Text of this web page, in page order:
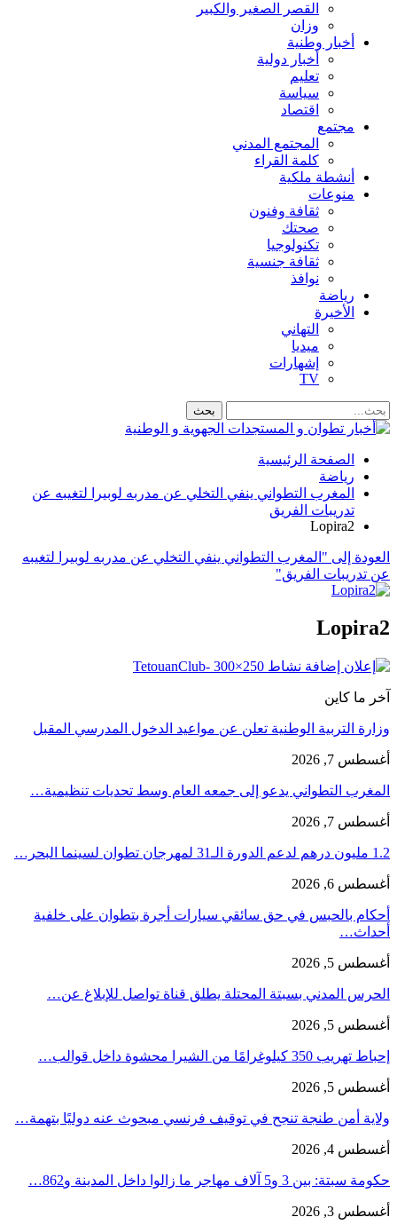
القصر الصغير والكبير
وزان
أخبار وطنية
أخبار دولية
تعليم
سياسة
اقتصاد
مجتمع
المجتمع المدني
كلمة القراء
أنشطة ملكية
منوعات
ثقافة وفنون
صحتك
تكنولوجيا
ثقافة جنسية
نوافذ
رياضة
الأخيرة
التهاني
ميديا
إشهارات
TV
الصفحة الرئيسية
رياضة
المغرب التطواني ينفي التخلي عن مدربه لوبيرا لتغيبه عن
تدريبات الفريق
Lopira2
العودة إلى "المغرب التطواني ينفي التخلي عن مدربه لوبيرا لتغيبه
عن تدريبات الفريق"
Lopira2
آخر ما كاين
وزارة التربية الوطنية تعلن عن مواعيد الدخول المدرسي المقبل
أغسطس 7, 2026
المغرب التطواني يدعو إلى جمعه العام وسط تحديات تنظيمية…
أغسطس 7, 2026
1.2 مليون درهم لدعم الدورة الـ31 لمهرجان تطوان لسينما البحر…
أغسطس 6, 2026
أحكام بالحبس في حق سائقي سيارات أجرة بتطوان على خلفية
أحداث…
أغسطس 5, 2026
الحرس المدني بسبتة المحتلة يطلق قناة تواصل للإبلاغ عن…
أغسطس 5, 2026
إحباط تهريب 350 كيلوغرامًا من الشيرا محشوة داخل قوالب…
أغسطس 5, 2026
ولاية أمن طنجة تنجح في توقيف فرنسي مبحوث عنه دوليًا بتهمة…
أغسطس 4, 2026
حكومة سبتة: بين 3 و5 آلاف مهاجر ما زالوا داخل المدينة و862…
أغسطس 3, 2026